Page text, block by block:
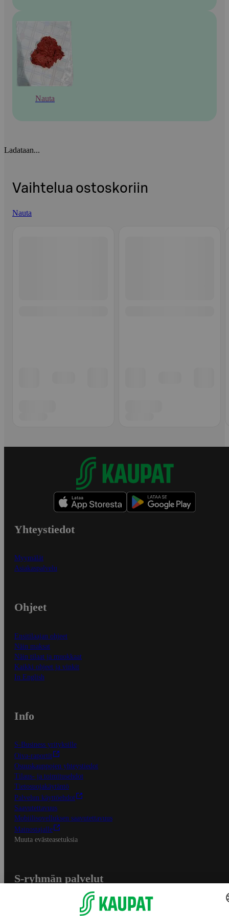
Nauta
Ladataan...
Vaihtelua ostoskoriin
Nauta
Yhteystiedot
Myymälät
Asiakaspalvelu
Ohjeet
Ensitilaajan ohjeet
Näin maksat
Näin tilaat ja muokkaat
Kaikki ohjeet ja vinkit
In English
Info
S-Business yrityksille
Oiva-raportit
Osuuskauppojen yhteystiedot
Tilaus- ja toimitusehdot
Tietosuojakäytäntö
Palvelun käyttöehdot
Saavutettavuus
Mobiilisovelluksen saavutettavuus
Mainostajalle
Muuta evästeasetuksia
S-ryhmän palvelut